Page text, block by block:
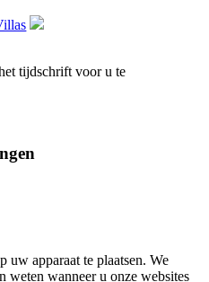
tijdschrift voor u te
uw apparaat te plaatsen. We
weten wanneer u onze websites